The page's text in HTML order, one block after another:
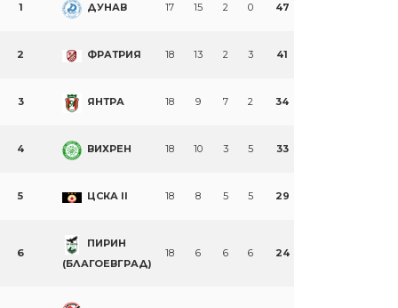
1 ДУНАВ 17 15 2 0 47
2 ФРАТРИЯ 18 13 2 3 41
3 ЯНТРА 18 9 7 2 34
4 ВИХРЕН 18 10 3 5 33
5 ЦСКА II 18 8 5 5 29
6
ПИРИН
(БЛАГОЕВГРАД)
18 6 6 6 24